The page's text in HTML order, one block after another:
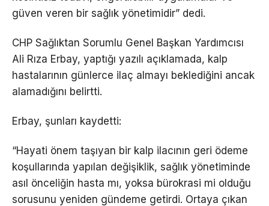
güven veren bir sağlık yönetimidir” dedi.
CHP Sağlıktan Sorumlu Genel Başkan Yardımcısı
Ali Rıza Erbay, yaptığı yazılı açıklamada, kalp
hastalarının günlerce ilaç almayı beklediğini ancak
alamadığını belirtti.
Erbay, şunları kaydetti:
“Hayati önem taşıyan bir kalp ilacının geri ödeme
koşullarında yapılan değişiklik, sağlık yönetiminde
asıl önceliğin hasta mı, yoksa bürokrasi mi olduğu
sorusunu yeniden gündeme getirdi. Ortaya çıkan